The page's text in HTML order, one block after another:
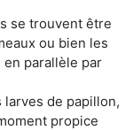
se trouvent être
ou bien les
parallèle par
de papillon,
propice